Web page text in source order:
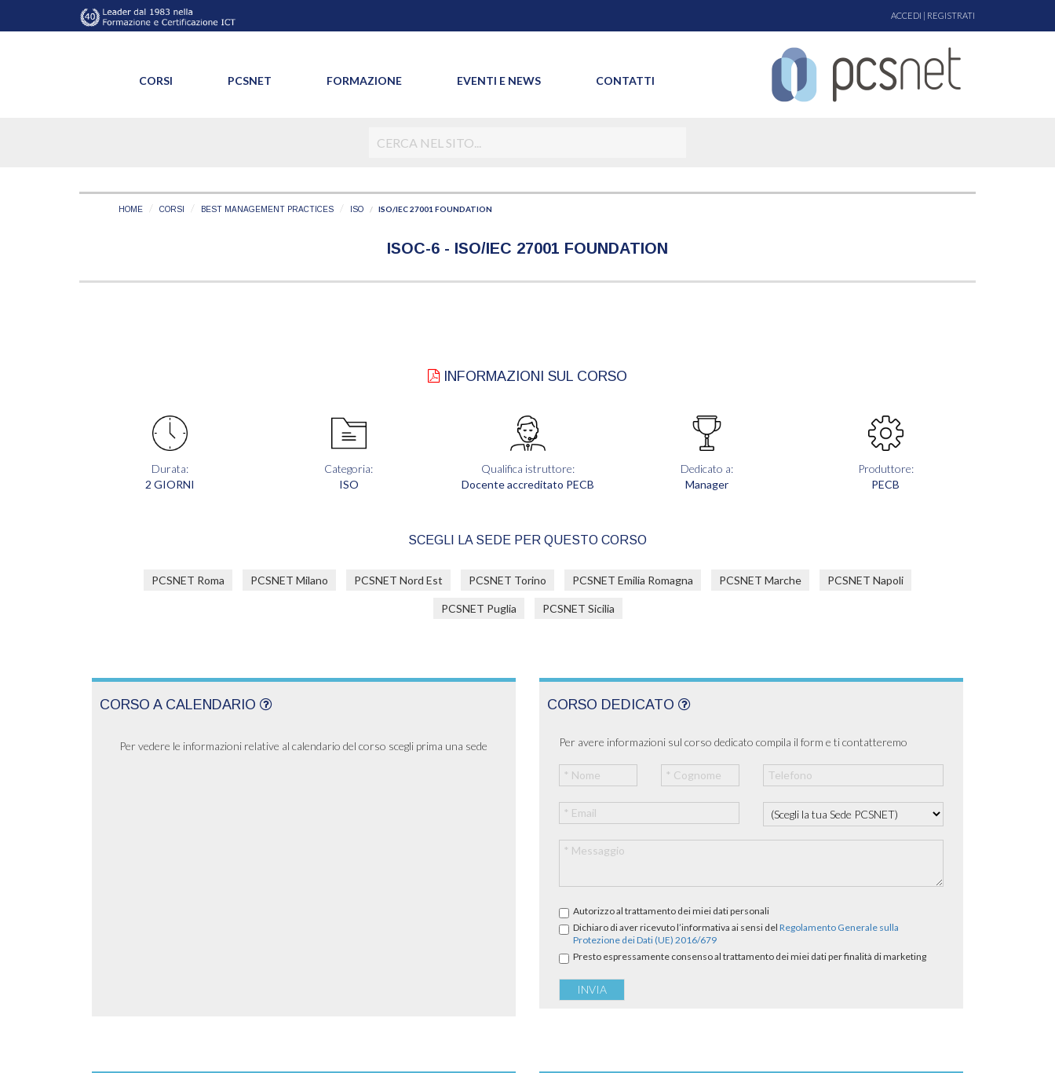
ACCEDI | REGISTRATI
CORSI PCSNET FORMAZIONE EVENTI E NEWS CONTATTI
HOME CORSI BEST MANAGEMENT PRACTICES ISO ISO/IEC 27001 FOUNDATION
ISOC-6 - ISO/IEC 27001 FOUNDATION
INFORMAZIONI SUL CORSO
Durata:
2 GIORNI
Categoria:
ISO
Qualifica istruttore:
Docente accreditato PECB
Dedicato a:
Manager
Produttore:
PECB
SCEGLI LA SEDE PER QUESTO CORSO
PCSNET Roma PCSNET Milano PCSNET Nord Est PCSNET Torino PCSNET Emilia Romagna PCSNET Marche PCSNET Napoli
PCSNET Puglia PCSNET Sicilia
CORSO A CALENDARIO
Per vedere le informazioni relative al calendario del corso scegli prima una sede
CORSO DEDICATO
Per avere informazioni sul corso dedicato compila il form e ti contatteremo
Autorizzo al trattamento dei miei dati personali
Dichiaro di aver ricevuto l’informativa ai sensi del Regolamento Generale sulla
Protezione dei Dati (UE) 2016/679
Presto espressamente consenso al trattamento dei miei dati per finalità di marketing